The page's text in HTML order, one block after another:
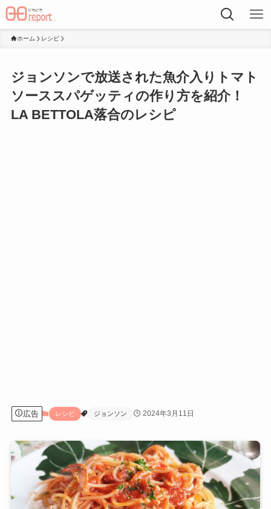
ホーム レシピ
ジョンソンで放送された魚介入りトマト
ソーススパゲッティの作り方を紹介！
LA BETTOLA落合のレシピ
広告 レシピ ジョンソン 2024年3月11日